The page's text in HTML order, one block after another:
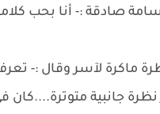
صادقة :- أنا بحب
ماكرة لآسر وقال :-
جانبية متوترة....كان